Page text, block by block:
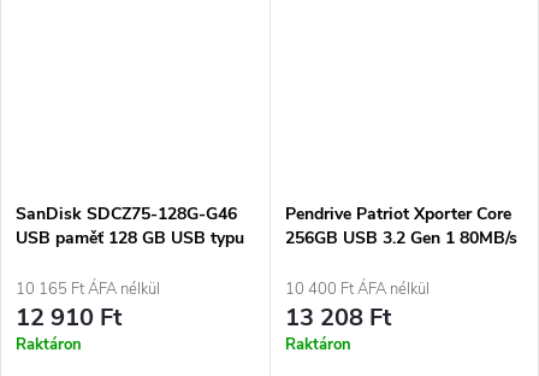
SanDisk SDCZ75-128G-G46
USB paměť 128 GB USB typu
Stříbrná
10 165 Ft ÁFA nélkül
12 910 Ft
Raktáron
Pendrive Patriot Xporter Core
256GB USB 3.2 Gen 1 80MB/s
10 400 Ft ÁFA nélkül
13 208 Ft
Raktáron